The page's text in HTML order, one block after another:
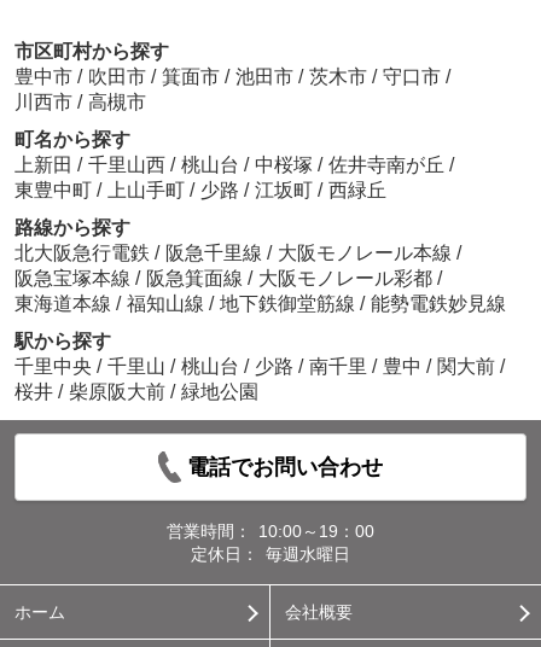
市区町村から探す
豊中市 / 吹田市 / 箕面市 / 池田市 / 茨木市 / 守口市 /
川西市 / 高槻市
町名から探す
上新田 / 千里山西 / 桃山台 / 中桜塚 / 佐井寺南が丘 /
東豊中町 / 上山手町 / 少路 / 江坂町 / 西緑丘
路線から探す
北大阪急行電鉄 / 阪急千里線 / 大阪モノレール本線 /
阪急宝塚本線 / 阪急箕面線 / 大阪モノレール彩都 /
東海道本線 / 福知山線 / 地下鉄御堂筋線 / 能勢電鉄妙見線
駅から探す
千里中央 / 千里山 / 桃山台 / 少路 / 南千里 / 豊中 / 関大前 /
桜井 / 柴原阪大前 / 緑地公園
電話でお問い合わせ
営業時間：
10:00～19：00
定休日：
毎週水曜日
ホーム 会社概要